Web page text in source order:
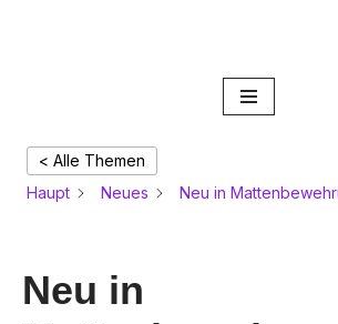
< Alle Themen
Haupt
Neues Neu in
Neu in